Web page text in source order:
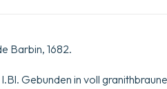
Barbin, 1682.
l.Bl. Gebunden in voll